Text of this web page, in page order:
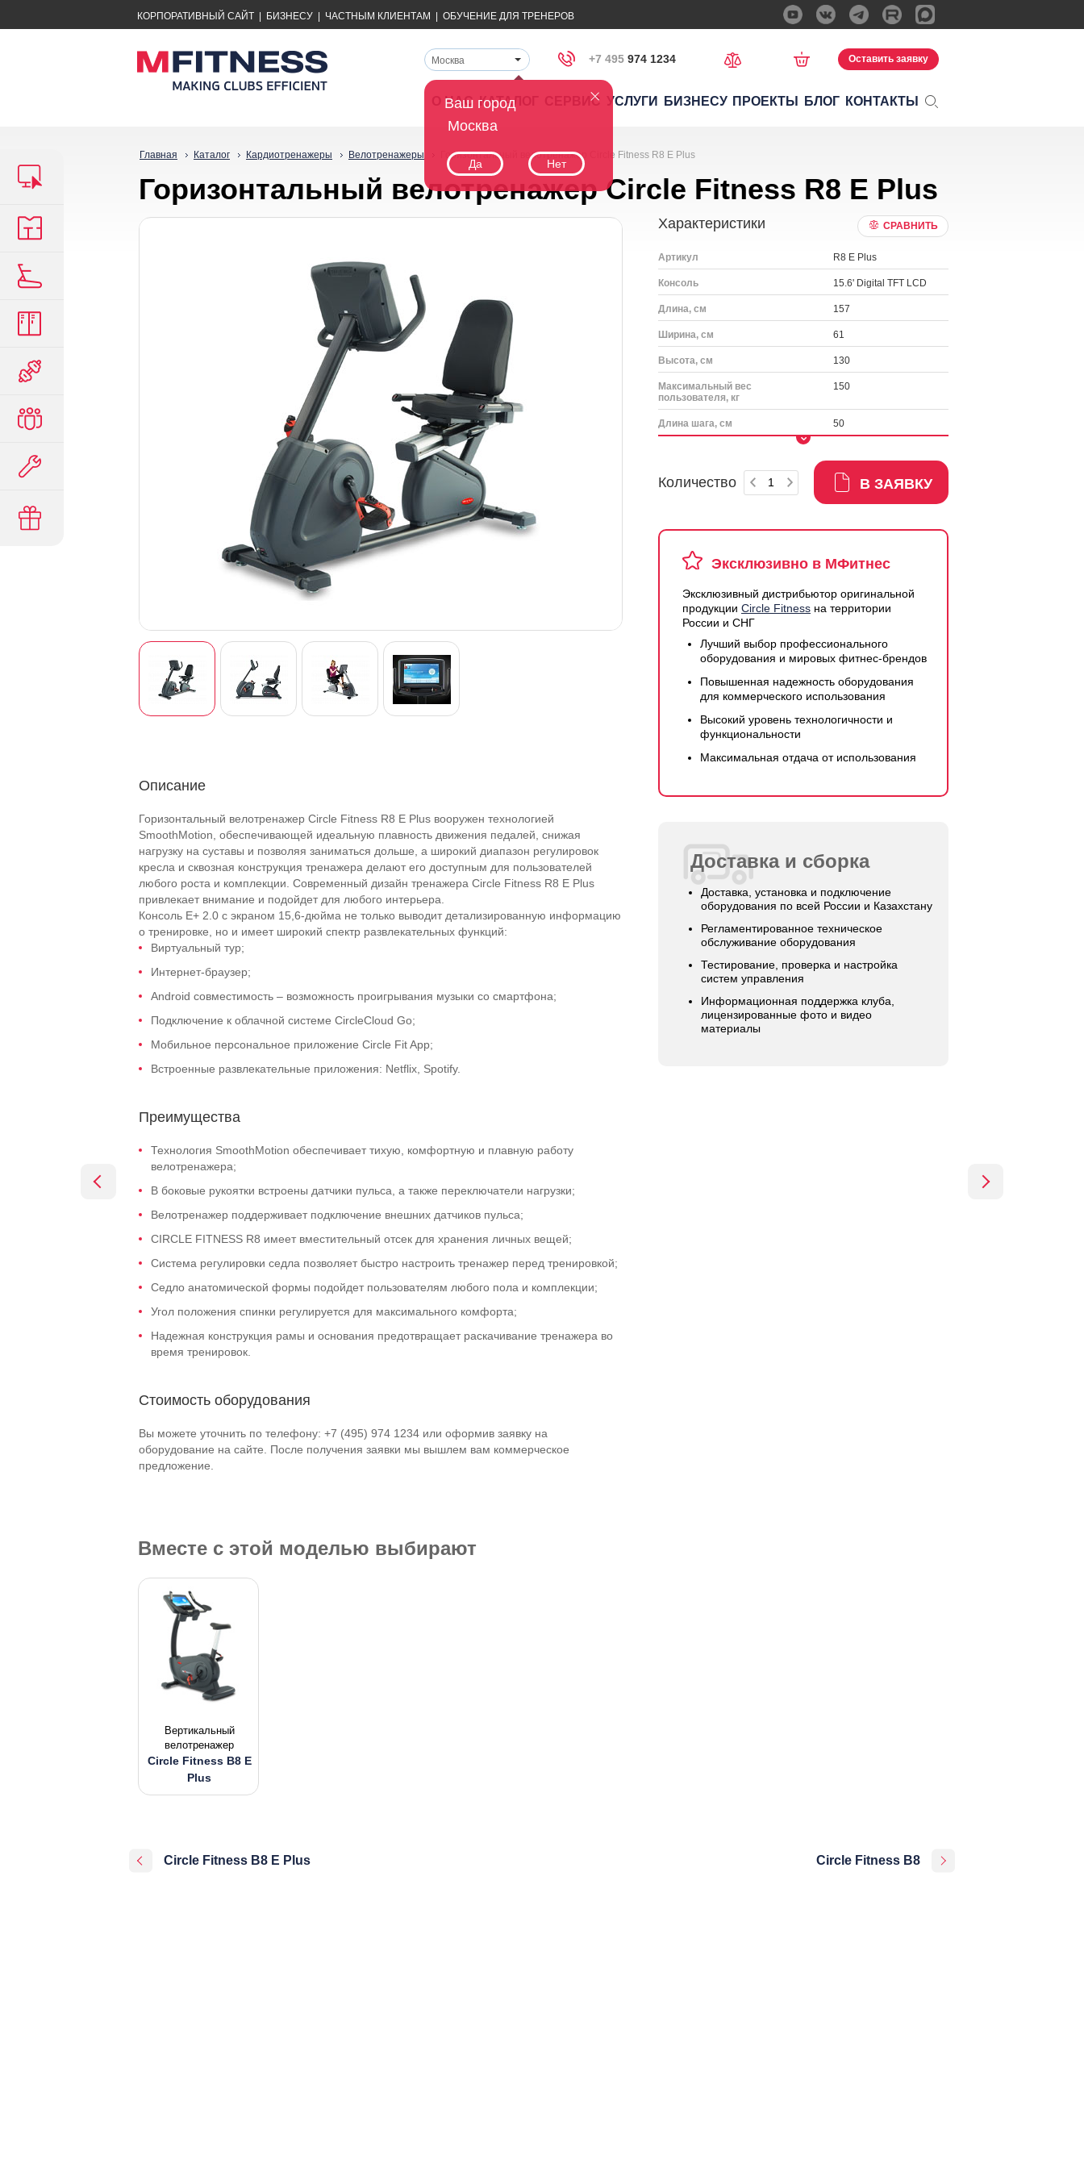
КОРПОРАТИВНЫЙ САЙТ БИЗНЕСУ ЧАСТНЫМ КЛИЕНТАМ ОБУЧЕНИЕ ДЛЯ ТРЕНЕРОВ
Ваш город
Москва
Да Нет
Москва +7 495 974 1234 Оставить заявку
О НАС КАТАЛОГ СЕРВИС УСЛУГИ БИЗНЕСУ ПРОЕКТЫ БЛОГ КОНТАКТЫ
Главная Каталог Кардиотренажеры Велотренажеры Горизонтальный велотренажер Circle Fitness R8 E Plus
Горизонтальный велотренажер Circle Fitness R8 E Plus
Характеристики СРАВНИТЬ
Артикул R8 E Plus
Консоль 15.6' Digital TFT LCD
Длина, см 157
Ширина, см 61
Высота, см 130
Максимальный вес
пользователя, кг
150
Длина шага, см 50
Количество В ЗАЯВКУ
Эксклюзивно в МФитнес
Эксклюзивный дистрибьютор оригинальной
продукции Circle Fitness на территории
России и СНГ
Лучший выбор профессионального
оборудования и мировых фитнес-брендов
Повышенная надежность оборудования
для коммерческого использования
Высокий уровень технологичности и
функциональности
Максимальная отдача от использования
Доставка и сборка
Доставка, установка и подключение
оборудования по всей России и Казахстану
Регламентированное техническое
обслуживание оборудования
Тестирование, проверка и настройка
систем управления
Информационная поддержка клуба,
лицензированные фото и видео
материалы
Описание
Горизонтальный велотренажер Circle Fitness R8 E Plus вооружен технологией
SmoothMotion, обеспечивающей идеальную плавность движения педалей, снижая
нагрузку на суставы и позволяя заниматься дольше, а широкий диапазон регулировок
кресла и сквозная конструкция тренажера делают его доступным для пользователей
любого роста и комплекции. Современный дизайн тренажера Circle Fitness R8 E Plus
привлекает внимание и подойдет для любого интерьера.
Консоль E+ 2.0 с экраном 15,6-дюйма не только выводит детализированную информацию
о тренировке, но и имеет широкий спектр развлекательных функций:
Виртуальный тур;
Интернет-браузер;
Android совместимость – возможность проигрывания музыки со смартфона;
Подключение к облачной системе CircleCloud Go;
Мобильное персональное приложение Circle Fit App;
Встроенные развлекательные приложения: Netflix, Spotify.
Преимущества
Технология SmoothMotion обеспечивает тихую, комфортную и плавную работу
велотренажера;
В боковые рукоятки встроены датчики пульса, а также переключатели нагрузки;
Велотренажер поддерживает подключение внешних датчиков пульса;
CIRCLE FITNESS R8 имеет вместительный отсек для хранения личных вещей;
Система регулировки седла позволяет быстро настроить тренажер перед тренировкой;
Седло анатомической формы подойдет пользователям любого пола и комплекции;
Угол положения спинки регулируется для максимального комфорта;
Надежная конструкция рамы и основания предотвращает раскачивание тренажера во
время тренировок.
Стоимость оборудования
Вы можете уточнить по телефону: +7 (495) 974 1234 или оформив заявку на
оборудование на сайте. После получения заявки мы вышлем вам коммерческое
предложение.
Вместе с этой моделью выбирают
Вертикальный
велотренажер
Circle Fitness B8 E
Plus
Circle Fitness B8 E Plus Circle Fitness B8